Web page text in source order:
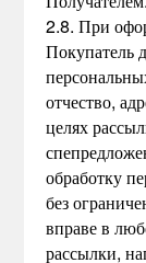
2.8. При
Покупатель
отчество,
целях
обработку
без
вправе в
рассылки,